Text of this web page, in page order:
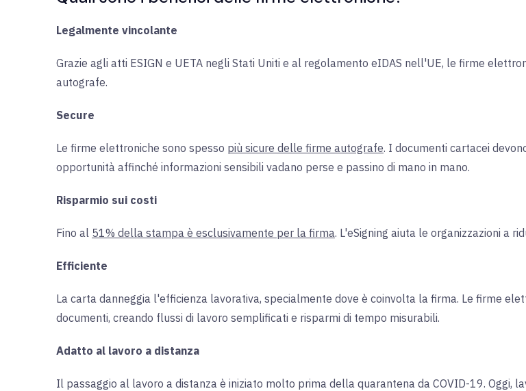
Legalmente vincolante
Grazie agli atti ESIGN e UETA negli Stati Uniti e al regolamento eIDAS nell'UE, le firme
autografe.
Secure
Le firme elettroniche sono spesso più sicure delle firme autografe. I documenti cartacei
opportunità affinché informazioni sensibili vadano perse e passino di mano in mano.
Risparmio sui costi
Fino al 51% della stampa è esclusivamente per la firma. L'eSigning aiuta le organizzazioni a
Efficiente
La carta danneggia l'efficienza lavorativa, specialmente dove è coinvolta la firma. Le firme
documenti, creando flussi di lavoro semplificati e risparmi di tempo misurabili.
Adatto al lavoro a distanza
Il passaggio al lavoro a distanza è iniziato molto prima della quarantena da COVID-19. Oggi,